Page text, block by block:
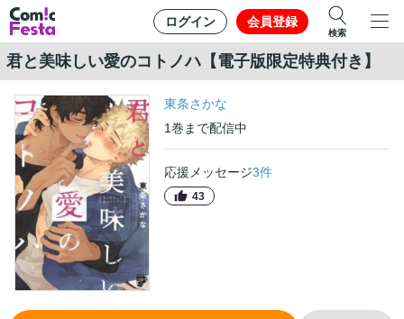
ログイン 会員登録
検索
君と美味しい愛のコトノハ【電子版限定特典付き】
東条さかな
1巻 まで配信中
応援メッセージ3件
43